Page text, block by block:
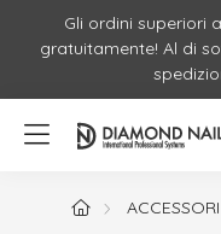
Gli ordini superiori
gratuitamente! Al di
ACCESSORI